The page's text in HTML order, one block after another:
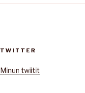
TWITTER
Minun twiitit